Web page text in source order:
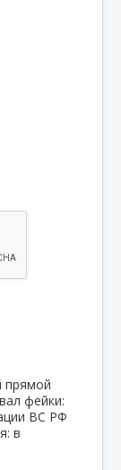
прямой
фейки:
ВС РФ
в